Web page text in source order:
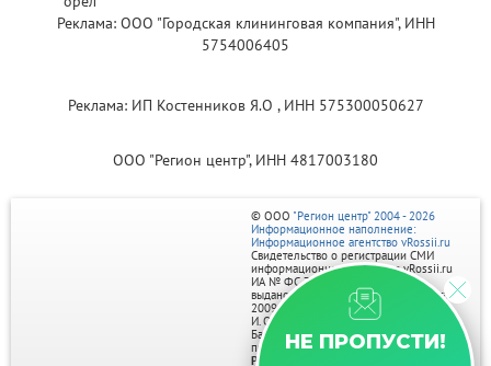
Реклама: ООО "Городская клининговая компания", ИНН
5754006405
Реклама: ИП Костенников Я.О , ИНН 575300050627
ООО "Регион центр", ИНН 4817003180
НЕ ПРОПУСТИ!
© ООО "Регион центр" 2004 - 2026
Информационное наполнение:
Информационное агентство vRossii.ru
Свидетельство о регистрации СМИ
информационного агентства vRossii.ru
ИА № ФС 77‑35502
выдано РОСКОМНАДЗОРом 04 марта
2009г.
И. О. Главного редактора Нарыков А. Н.
Баннеры на портале размещаются на
правах рекламы.
Реклама на портале: